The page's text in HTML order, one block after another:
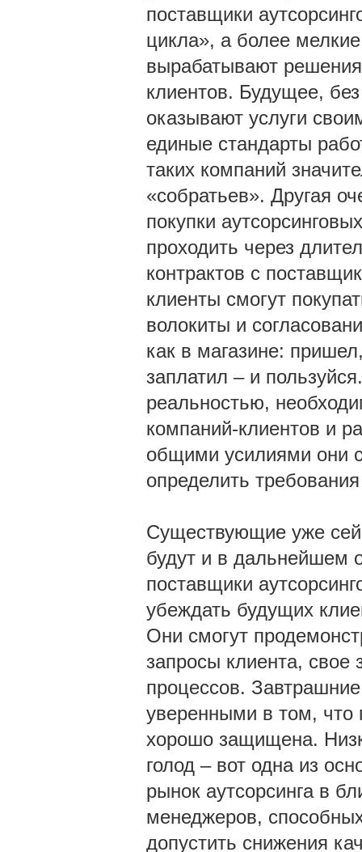
поставщики
цикла», а более
вырабатывают
клиентов. Будущее,
оказывают услуги
единые стандарты
таких компаний
«собратьев». Другая
покупки
проходить через
контрактов с
клиенты смогут
волокиты и
как в магазине:
заплатил – и
реальностью,
компаний-клиентов и
общими усилиями они
определить
Существующие уже
будут и в дальнейшем
поставщики
убеждать будущих
Они смогут
запросы клиента, свое
процессов.
уверенными в том, что
хорошо защищена.
голод – вот одна из
рынок аутсорсинга в
менеджеров,
допустить снижения